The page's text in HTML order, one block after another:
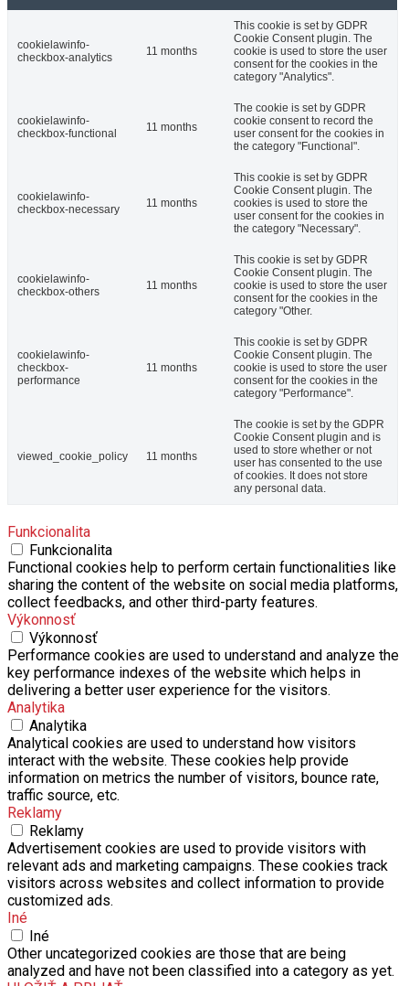
cookielawinfo-
checkbox-analytics
11 months
This cookie is set by GDPR
Cookie Consent plugin. The
cookie is used to store the user
consent for the cookies in the
category "Analytics".
cookielawinfo-
checkbox-functional
11 months
The cookie is set by GDPR
cookie consent to record the
user consent for the cookies in
the category "Functional".
cookielawinfo-
checkbox-necessary
11 months
This cookie is set by GDPR
Cookie Consent plugin. The
cookies is used to store the
user consent for the cookies in
the category "Necessary".
cookielawinfo-
checkbox-others
11 months
This cookie is set by GDPR
Cookie Consent plugin. The
cookie is used to store the user
consent for the cookies in the
category "Other.
cookielawinfo-
checkbox-
performance
11 months
This cookie is set by GDPR
Cookie Consent plugin. The
cookie is used to store the user
consent for the cookies in the
category "Performance".
viewed_cookie_policy 11 months
The cookie is set by the GDPR
Cookie Consent plugin and is
used to store whether or not
user has consented to the use
of cookies. It does not store
any personal data.
Funkcionalita
Funkcionalita
Functional cookies help to perform certain functionalities like
sharing the content of the website on social media platforms,
collect feedbacks, and other third-party features.
Výkonnosť
Výkonnosť
Performance cookies are used to understand and analyze the
key performance indexes of the website which helps in
delivering a better user experience for the visitors.
Analytika
Analytika
Analytical cookies are used to understand how visitors
interact with the website. These cookies help provide
information on metrics the number of visitors, bounce rate,
traffic source, etc.
Reklamy
Reklamy
Advertisement cookies are used to provide visitors with
relevant ads and marketing campaigns. These cookies track
visitors across websites and collect information to provide
customized ads.
Iné
Iné
Other uncategorized cookies are those that are being
analyzed and have not been classified into a category as yet.